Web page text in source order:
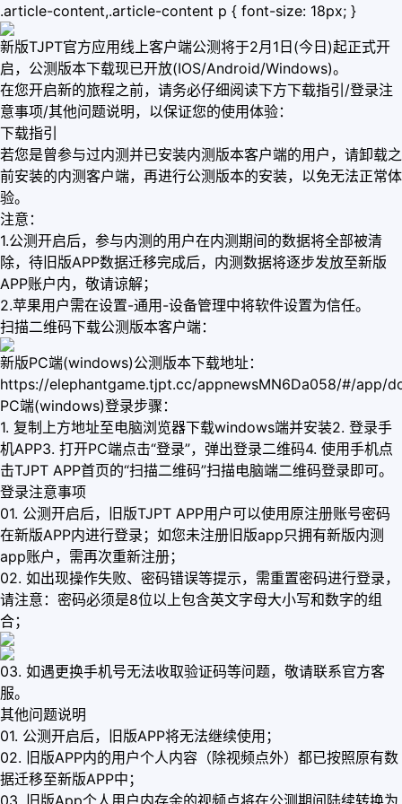
.article-content,.article-content p { font-size: 18px; }
新版TJPT官方应用线上客户端公测将于2月1日(今日)起正式开
启，公测版本下载现已开放(IOS/Android/Windows)。
在您开启新的旅程之前，请务必仔细阅读下方下载指引/登录注
意事项/其他问题说明，以保证您的使用体验：
下载指引
若您是曾参与过内测并已安装内测版本客户端的用户，请卸载之
前安装的内测客户端，再进行公测版本的安装，以免无法正常体
验。
注意：
1.公测开启后，参与内测的用户在内测期间的数据将全部被清
除，待旧版APP数据迁移完成后，内测数据将逐步发放至新版
APP账户内，敬请谅解；
2.苹果用户需在设置-通用-设备管理中将软件设置为信任。
扫描二维码下载公测版本客户端：
新版PC端(windows)公测版本下载地址：
https://elephantgame.tjpt.cc/appnewsMN6Da058/#/app/
PC端(windows)登录步骤：
1. 复制上方地址至电脑浏览器下载windows端并安装2. 登录手
机APP3. 打开PC端点击“登录”，弹出登录二维码4. 使用手机点
击TJPT APP首页的“扫描二维码”扫描电脑端二维码登录即可。
登录注意事项
01. 公测开启后，旧版TJPT APP用户可以使用原注册账号密码
在新版APP内进行登录；如您未注册旧版app只拥有新版内测
app账户，需再次重新注册；
02. 如出现操作失败、密码错误等提示，需重置密码进行登录，
请注意：密码必须是8位以上包含英文字母大小写和数字的组
合；
03. 如遇更换手机号无法收取验证码等问题，敬请联系官方客
服。
其他问题说明
01. 公测开启后，旧版APP将无法继续使用；
02. 旧版APP内的用户个人内容（除视频点外）都已按照原有数
据迁移至新版APP中；
03. 旧版App个人用户内存余的视频点将在公测期间陆续转换为